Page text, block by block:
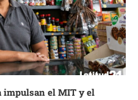
impulsan el MIT y el